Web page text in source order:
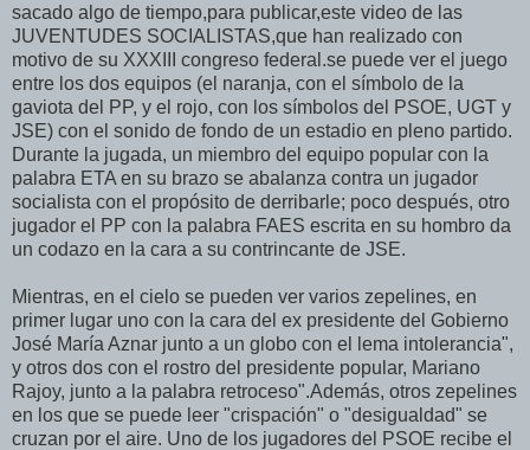
sacado algo de tiempo,para publicar,este video de las
JUVENTUDES SOCIALISTAS,que han realizado con
motivo de su XXXIII congreso federal.se puede ver el juego
entre los dos equipos (el naranja, con el símbolo de la
gaviota del PP, y el rojo, con los símbolos del PSOE, UGT y
JSE) con el sonido de fondo de un estadio en pleno partido.
Durante la jugada, un miembro del equipo popular con la
palabra ETA en su brazo se abalanza contra un jugador
socialista con el propósito de derribarle; poco después, otro
jugador el PP con la palabra FAES escrita en su hombro da
un codazo en la cara a su contrincante de JSE.
Mientras, en el cielo se pueden ver varios zepelines, en
primer lugar uno con la cara del ex presidente del Gobierno
José María Aznar junto a un globo con el lema intolerancia",
y otros dos con el rostro del presidente popular, Mariano
Rajoy, junto a la palabra retroceso".Además, otros zepelines
en los que se puede leer "crispación" o "desigualdad" se
cruzan por el aire. Uno de los jugadores del PSOE recibe el